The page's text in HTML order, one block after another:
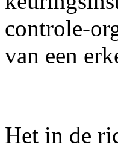
controle-
van een
Het in de